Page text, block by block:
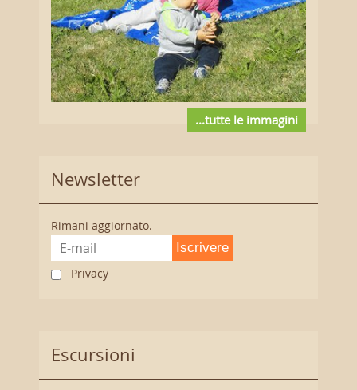
...tutte le immagini
Newsletter
Rimani aggiornato.
Iscrivere
Privacy
Escursioni